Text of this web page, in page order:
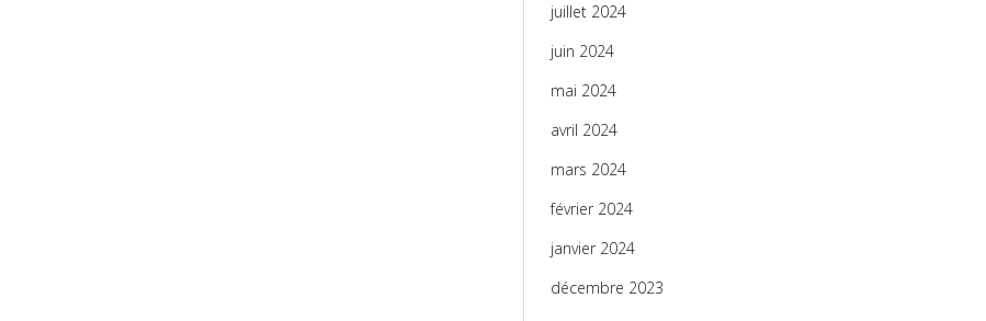
juillet 2024
juin 2024
mai 2024
avril 2024
mars 2024
février 2024
janvier 2024
décembre 2023